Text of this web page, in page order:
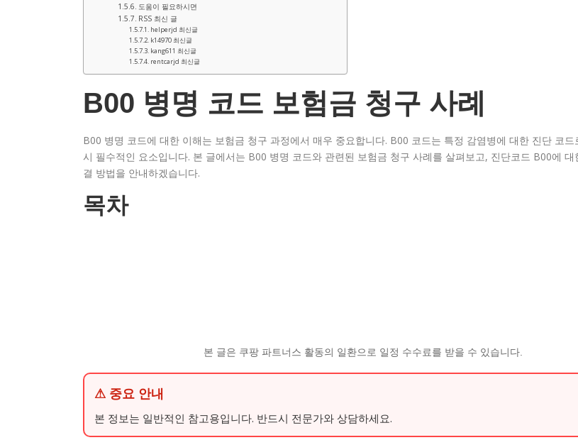
도움이 필요하시면
RSS 최신 글
helperjd 최신글
k14970 최신글
kang611 최신글
rentcarjd 최신글
B00 병명 코드 보험금 청구 사례
B00 병명 코드에 대한 이해는 보험금 청구 과정에서 매우 중요합니다. B00 코드는 특정 감염병에 대한 진단 코드
시 필수적인 요소입니다. 본 글에서는 B00 병명 코드와 관련된 보험금 청구 사례를 살펴보고, 진단코드 B00에 대
결 방법을 안내하겠습니다.
목차
본 글은 쿠팡 파트너스 활동의 일환으로 일정 수수료를 받을 수 있습니다.
⚠ 중요 안내
본 정보는 일반적인 참고용입니다. 반드시 전문가와 상담하세요.